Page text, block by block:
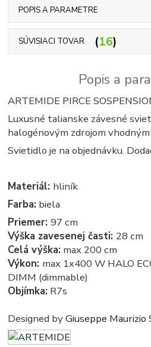
POPIS A PARAMETRE
SÚVISIACI TOVAR 16
Popis a
ARTEMIDE PIRCE
Luxusné talianske závesné
halogénovým zdrojom
Svietidlo je na objednávku.
Materiál: hliník
Farba: biela
Priemer:97 cm
Výška zavesenej časti: 28 cm
Celá výška: max 200 cm
Výkon: max 1x400 W HALO
DIMM (dimmable)
Objímka: R7s
Designed byGiuseppe